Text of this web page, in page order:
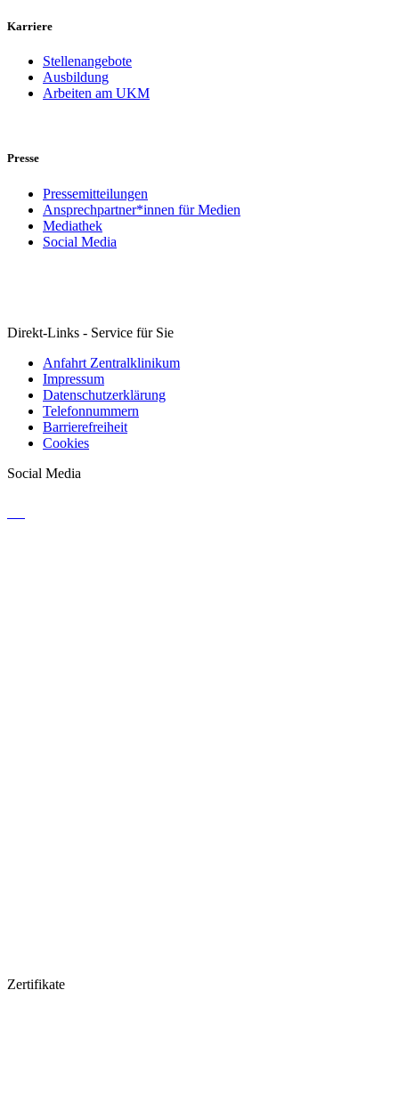
Karriere
Stellenangebote
Ausbildung
Arbeiten am UKM
Presse
Pressemitteilungen
Ansprechpartner*innen für Medien
Mediathek
Social Media
Direkt-Links - Service für Sie
Anfahrt Zentralklinikum
Impressum
Datenschutzerklärung
Telefonnummern
Barrierefreiheit
Cookies
Social Media
Zertifikate